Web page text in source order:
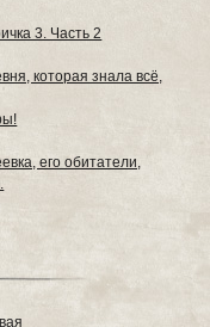
3. Часть 2
которая знала всё,
его обитатели,